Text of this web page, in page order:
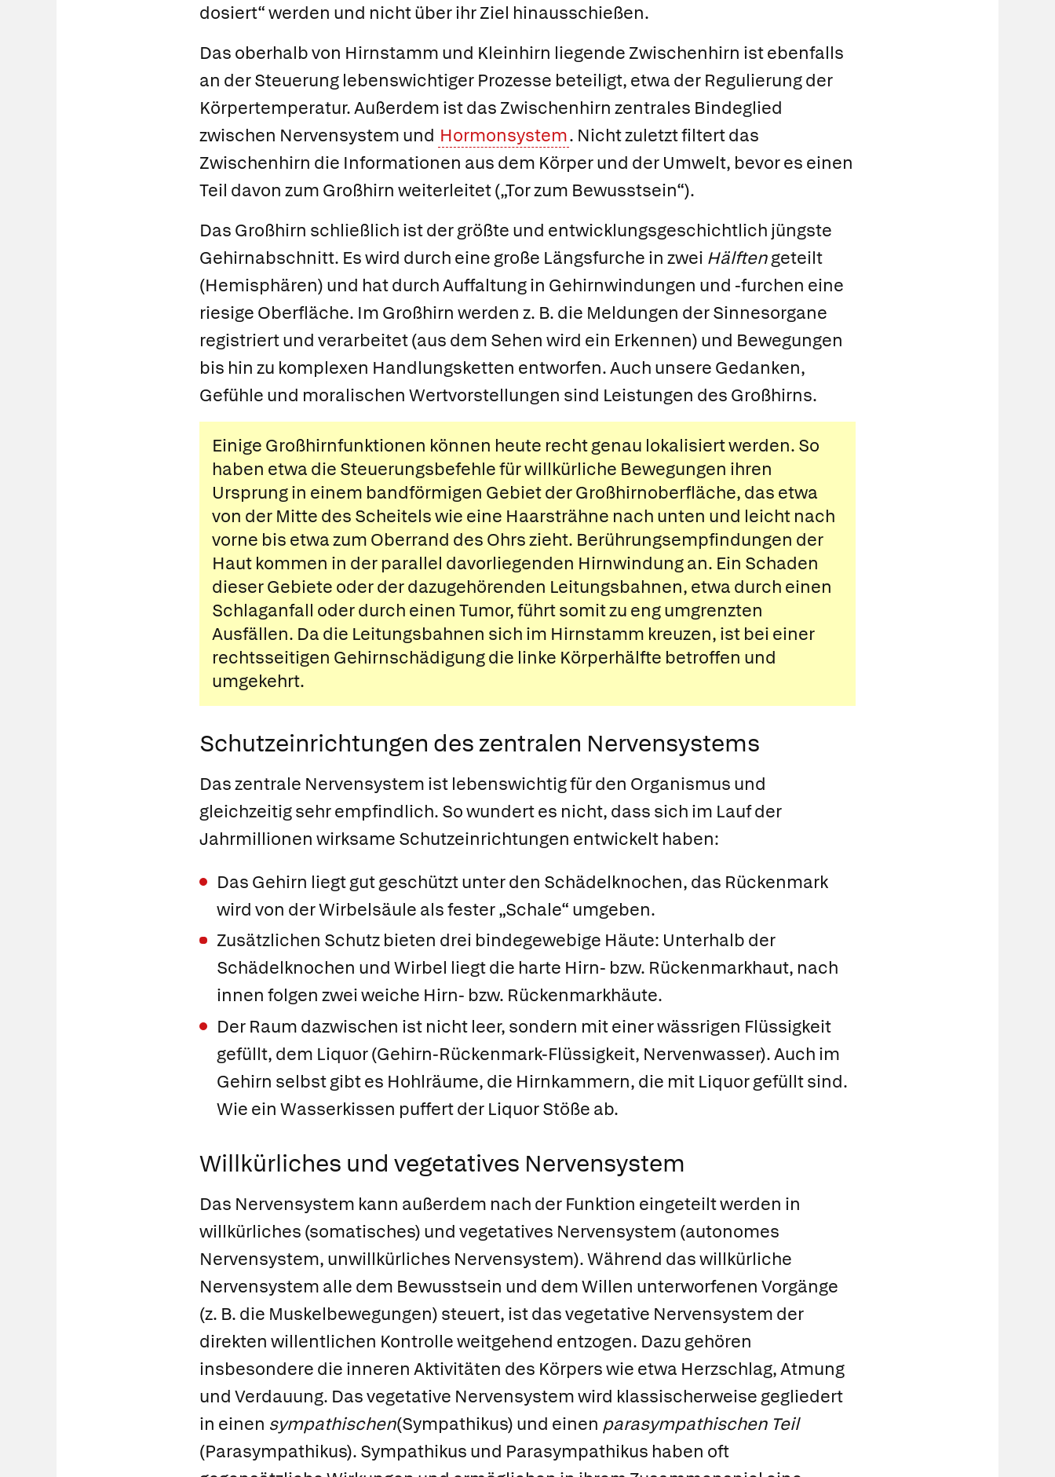
dosiert“ werden und nicht über ihr Ziel hinausschießen.
Das oberhalb von Hirnstamm und Kleinhirn liegende Zwischenhirn ist ebenfalls
an der Steuerung lebenswichtiger Prozesse beteiligt, etwa der Regulierung der
Körpertemperatur. Außerdem ist das Zwischenhirn zentrales Bindeglied
zwischen Nervensystem und Hormonsystem. Nicht zuletzt filtert das
Zwischenhirn die Informationen aus dem Körper und der Umwelt, bevor es einen
Teil davon zum Großhirn weiterleitet („Tor zum Bewusstsein“).
Das Großhirn schließlich ist der größte und entwicklungsgeschichtlich jüngste
Gehirnabschnitt. Es wird durch eine große Längsfurche in zwei Hälftengeteilt
(Hemisphären) und hat durch Auffaltung in Gehirnwindungen und -furchen eine
riesige Oberfläche. Im Großhirn werden z. B. die Meldungen der Sinnesorgane
registriert und verarbeitet (aus dem Sehen wird ein Erkennen) und Bewegungen
bis hin zu komplexen Handlungsketten entworfen. Auch unsere Gedanken,
Gefühle und moralischen Wertvorstellungen sind Leistungen des Großhirns.
Einige Großhirnfunktionen können heute recht genau lokalisiert werden. So
haben etwa die Steuerungsbefehle für willkürliche Bewegungen ihren
Ursprung in einem bandförmigen Gebiet der Großhirnoberfläche, das etwa
von der Mitte des Scheitels wie eine Haarsträhne nach unten und leicht nach
vorne bis etwa zum Oberrand des Ohrs zieht. Berührungsempfindungen der
Haut kommen in der parallel davorliegenden Hirnwindung an. Ein Schaden
dieser Gebiete oder der dazugehörenden Leitungsbahnen, etwa durch einen
Schlaganfall oder durch einen Tumor, führt somit zu eng umgrenzten
Ausfällen. Da die Leitungsbahnen sich im Hirnstamm kreuzen, ist bei einer
rechtsseitigen Gehirnschädigung die linke Körperhälfte betroffen und
umgekehrt.
Schutzeinrichtungen des zentralen Nervensystems
Das zentrale Nervensystem ist lebenswichtig für den Organismus und
gleichzeitig sehr empfindlich. So wundert es nicht, dass sich im Lauf der
Jahrmillionen wirksame Schutzeinrichtungen entwickelt haben:
Das Gehirn liegt gut geschützt unter den Schädelknochen, das Rückenmark
wird von der Wirbelsäule als fester „Schale“ umgeben.
Zusätzlichen Schutz bieten drei bindegewebige Häute: Unterhalb der
Schädelknochen und Wirbel liegt die harte Hirn- bzw. Rückenmarkhaut, nach
innen folgen zweiweiche Hirn- bzw. Rückenmarkhäute.
Der Raum dazwischen ist nicht leer, sondern mit einer wässrigen Flüssigkeit
gefüllt, dem Liquor(Gehirn-Rückenmark-Flüssigkeit, Nervenwasser). Auch im
Gehirn selbst gibt es Hohlräume, die Hirnkammern, die mit Liquor gefüllt sind.
Wie ein Wasserkissen puffert der Liquor Stöße ab.
Willkürliches und vegetatives Nervensystem
Das Nervensystem kann außerdem nach der Funktion eingeteilt werden in
willkürliches (somatisches) und vegetatives Nervensystem (autonomes
Nervensystem, unwillkürliches Nervensystem). Während das willkürliche
Nervensystem alle dem Bewusstsein und dem Willen unterworfenen Vorgänge
(z. B. die Muskelbewegungen) steuert, ist das vegetative Nervensystem der
direkten willentlichen Kontrolle weitgehend entzogen. Dazu gehören
insbesondere die inneren Aktivitäten des Körpers wie etwa Herzschlag, Atmung
und Verdauung. Das vegetative Nervensystem wird klassischerweise gegliedert
in einen sympathischen(Sympathikus) und einen parasympathischen Teil
(Parasympathikus). Sympathikus und Parasympathikus haben oft